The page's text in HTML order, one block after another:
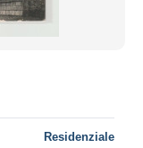
Residenziale